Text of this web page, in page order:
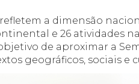
a dimensão
e 26 atividades
de aproximar a
geográficos, sociais e